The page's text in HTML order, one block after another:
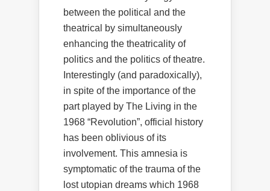
between the political and the
theatrical by simultaneously
enhancing the theatricality of
politics and the politics of theatre.
Interestingly (and paradoxically),
in spite of the importance of the
part played by The Living in the
1968 “Revolution”, official history
has been oblivious of its
involvement. This amnesia is
symptomatic of the trauma of the
lost utopian dreams which 1968